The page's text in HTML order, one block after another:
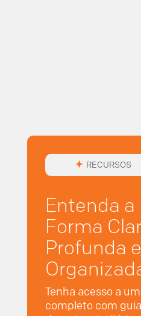
RECURSOS
Entenda a
Forma
Profunda e
Tenha acesso a
completo com